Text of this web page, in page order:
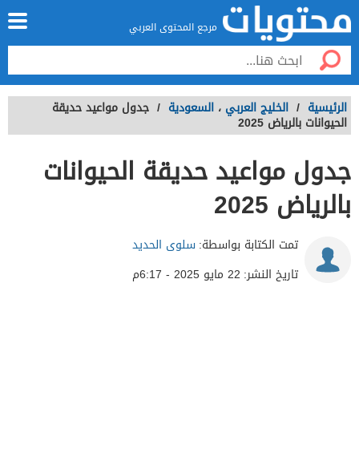
مرجع المحتوى العربي
الرئيسية / الخليج العربي ، السعودية / جدول مواعيد حديقة
الحيوانات بالرياض 2025
جدول مواعيد حديقة الحيوانات
بالرياض 2025
تمت الكتابة بواسطة:سلوى الحديد
تاريخ النشر: 22 مايو 2025 - 6:17م